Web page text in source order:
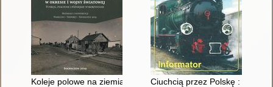
Koleje polowe na ziemiach polskich w okresie I wojny
Ciuchcią przez Polskę :